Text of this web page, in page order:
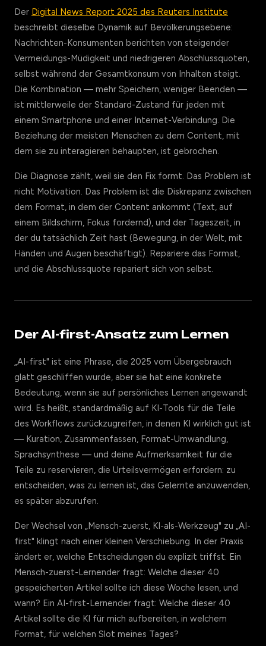
Der Digital News Report 2025 des Reuters Institute
beschreibt dieselbe Dynamik auf Bevölkerungsebene:
Nachrichten-Konsumenten berichten von steigender
Vermeidungs-Müdigkeit und niedrigeren Abschlussquoten,
selbst während der Gesamtkonsum von Inhalten steigt.
Die Kombination — mehr Speichern, weniger Beenden —
ist mittlerweile der Standard-Zustand für jeden mit
einem Smartphone und einer Internet-Verbindung. Die
Beziehung der meisten Menschen zu dem Content, mit
dem sie zu interagieren behaupten, ist gebrochen.
Die Diagnose zählt, weil sie den Fix formt. Das Problem ist
nicht Motivation. Das Problem ist die Diskrepanz zwischen
dem Format, in dem der Content ankommt (Text, auf
einem Bildschirm, Fokus fordernd), und der Tageszeit, in
der du tatsächlich Zeit hast (Bewegung, in der Welt, mit
Händen und Augen beschäftigt). Repariere das Format,
und die Abschlussquote repariert sich von selbst.
Der AI-first-Ansatz zum Lernen
„AI-first" ist eine Phrase, die 2025 vom Übergebrauch
glatt geschliffen wurde, aber sie hat eine konkrete
Bedeutung, wenn sie auf persönliches Lernen angewandt
wird. Es heißt, standardmäßig auf KI-Tools für die Teile
des Workflows zurückzugreifen, in denen KI wirklich gut ist
— Kuration, Zusammenfassen, Format-Umwandlung,
Sprachsynthese — und deine Aufmerksamkeit für die
Teile zu reservieren, die Urteilsvermögen erfordern: zu
entscheiden, was zu lernen ist, das Gelernte anzuwenden,
es später abzurufen.
Der Wechsel von „Mensch-zuerst, KI-als-Werkzeug" zu „AI-
first" klingt nach einer kleinen Verschiebung. In der Praxis
ändert er, welche Entscheidungen du explizit triffst. Ein
Mensch-zuerst-Lernender fragt: Welche dieser 40
gespeicherten Artikel sollte ich diese Woche lesen, und
wann? Ein AI-first-Lernender fragt: Welche dieser 40
Artikel sollte die KI für mich aufbereiten, in welchem
Format, für welchen Slot meines Tages?